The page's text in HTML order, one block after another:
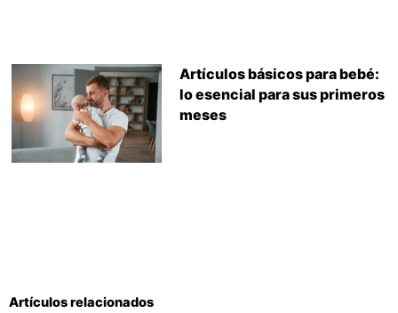
Artículos básicos para bebé:
lo esencial para sus primeros
meses
Artículos relacionados